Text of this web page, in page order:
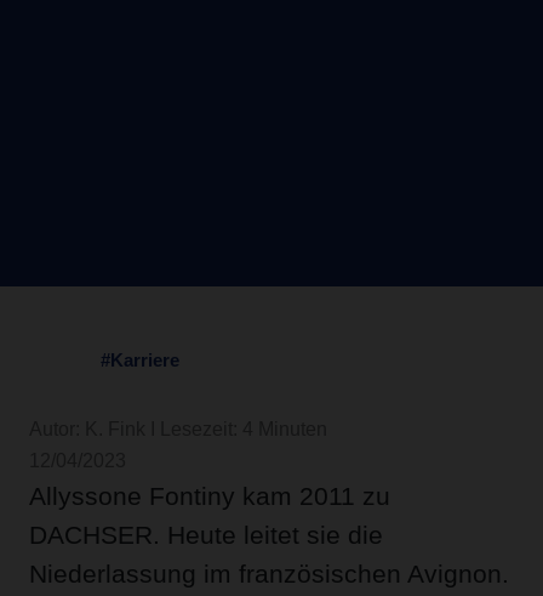
#Karriere
Allyssone Fontiny kam 2011 zu
DACHSER. Heute leitet sie die
Niederlassung im französischen Avignon.